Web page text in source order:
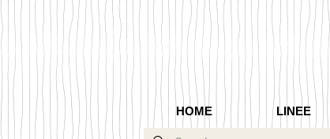
HOME LINEE